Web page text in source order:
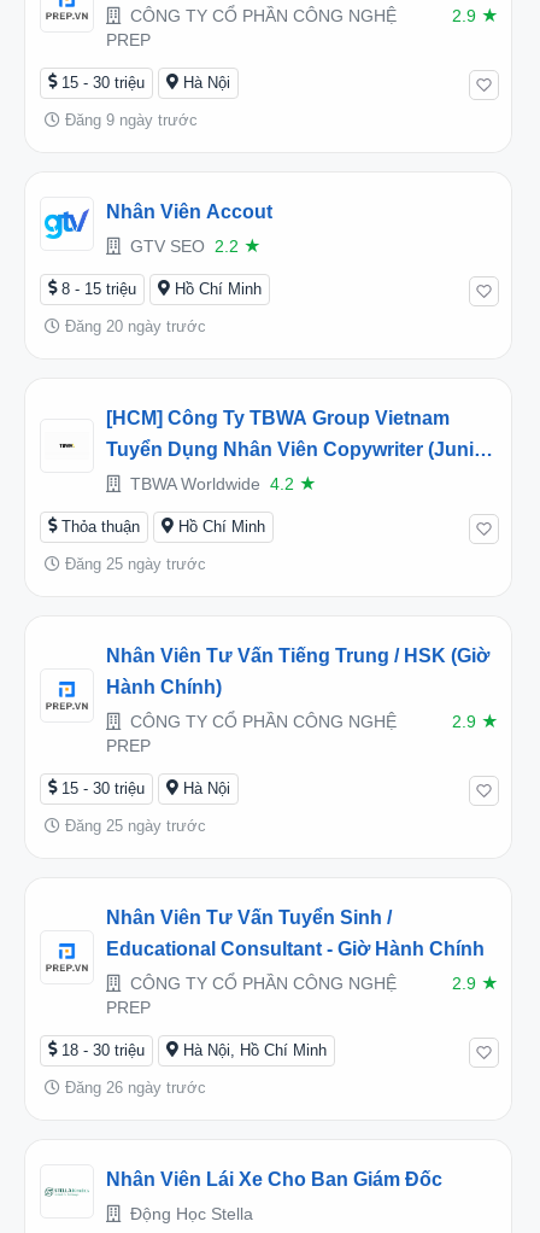
CÔNG TY CỔ PHẦN CÔNG NGHỆ
PREP
2.9 ★
15 - 30 triệu Hà Nội
Đăng 9 ngày trước
Nhân Viên Accout
GTV SEO 2.2 ★
8 - 15 triệu Hồ Chí Minh
Đăng 20 ngày trước
[HCM] Công Ty TBWA Group Vietnam
Tuyển Dụng Nhân Viên Copywriter (Junior)
Full-Time 2026
TBWA Worldwide 4.2 ★
Thỏa thuận Hồ Chí Minh
Đăng 25 ngày trước
Nhân Viên Tư Vấn Tiếng Trung / HSK (Giờ
Hành Chính)
CÔNG TY CỔ PHẦN CÔNG NGHỆ
PREP
2.9 ★
15 - 30 triệu Hà Nội
Đăng 25 ngày trước
Nhân Viên Tư Vấn Tuyển Sinh /
Educational Consultant - Giờ Hành Chính
CÔNG TY CỔ PHẦN CÔNG NGHỆ
PREP
2.9 ★
18 - 30 triệu Hà Nội, Hồ Chí Minh
Đăng 26 ngày trước
Nhân Viên Lái Xe Cho Ban Giám Đốc
Động Học Stella